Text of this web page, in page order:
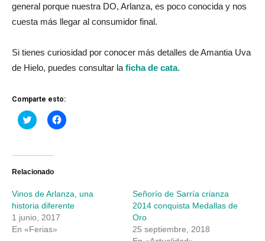
general porque nuestra DO, Arlanza, es poco conocida y nos
cuesta más llegar al consumidor final.
Si tienes curiosidad por conocer más detalles de Amantia Uva
de Hielo, puedes consultar la ficha de cata.
Comparte esto:
Haz
clic
Twitter
abre
ventana
nueva)
Haz
clic
ventana
nueva)
Relacionado
Vinos de Arlanza, una
historia diferente
1 junio, 2017
En «Ferias»
Señorío de Sarría crianza
2014 conquista Medallas de
Oro
25 septiembre, 2018